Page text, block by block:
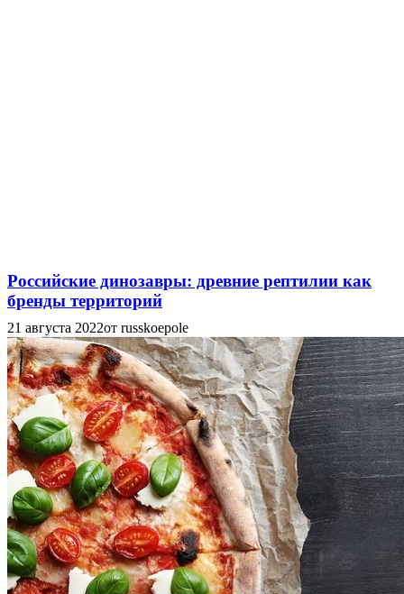
Российские динозавры: древние рептилии как
бренды территорий
21 августа 2022от russkoepole